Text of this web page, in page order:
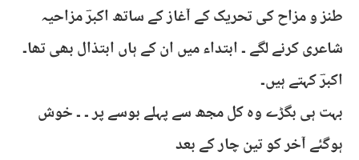
طنز و مزاح کی تحریک کے آغاز کے ساتھ اکبرؔ مزاحیہ
شاعری کرنے لگے ۔ ابتداء میں ان کے ہاں ابتذال بھی تھا۔
اکبرؔ کہتے ہیں۔
بہت ہی بگڑے وہ کل مجھ سے پہلے بوسے پر ۔ ۔ خوش
ہوگئے آخر کو تین چار کے بعد